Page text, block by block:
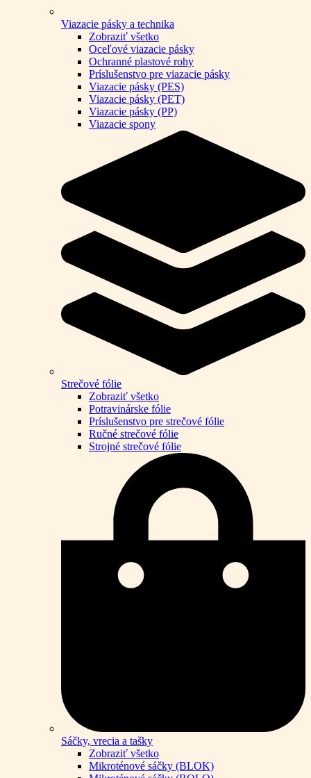
Viazacie pásky a technika
Zobraziť všetko
Oceľové viazacie pásky
Ochranné plastové rohy
Príslušenstvo pre viazacie pásky
Viazacie pásky (PES)
Viazacie pásky (PET)
Viazacie pásky (PP)
Viazacie spony
Strečové fólie
Zobraziť všetko
Potravinárske fólie
Príslušenstvo pre strečové fólie
Ručné strečové fólie
Strojné strečové fólie
Sáčky, vrecia a tašky
Zobraziť všetko
Mikroténové sáčky (BLOK)